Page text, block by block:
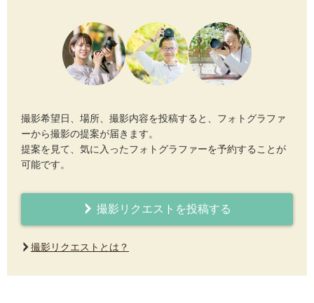
撮影希望日、場所、撮影内容を投稿すると、フォトグラファ
ーから撮影の提案が届きます。
提案を見て、気に入ったフォトグラファーを予約することが
可能です。
撮影リクエストを投稿する
撮影リクエストとは？